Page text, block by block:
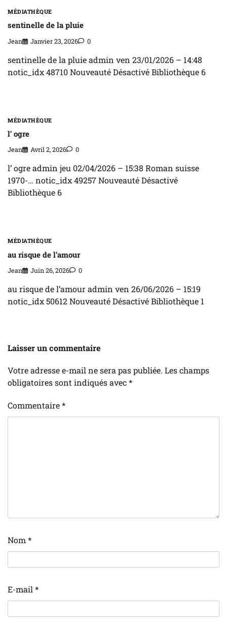
MÉDIATHÈQUE
sentinelle de la pluie
Jean Janvier 23, 2026 0
sentinelle de la pluie admin ven 23/01/2026 – 14:48
notic_idx 48710 Nouveauté Désactivé Bibliothèque 6
MÉDIATHÈQUE
l’ ogre
Jean Avril 2, 2026 0
l’ ogre admin jeu 02/04/2026 – 15:38 Roman suisse
1970-… notic_idx 49257 Nouveauté Désactivé
Bibliothèque 6
MÉDIATHÈQUE
au risque de l’amour
Jean Juin 26, 2026 0
au risque de l’amour admin ven 26/06/2026 – 15:19
notic_idx 50612 Nouveauté Désactivé Bibliothèque 1
Laisser un commentaire
Votre adresse e-mail ne sera pas publiée. Les champs
obligatoires sont indiqués avec*
Commentaire*
Nom *
E-mail *